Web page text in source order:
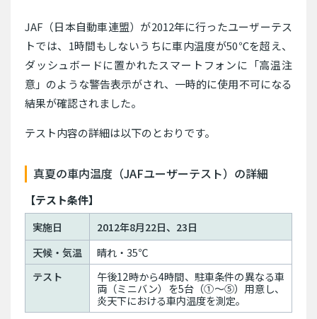
JAF（日本自動車連盟）が2012年に行ったユーザーテス
トでは、1時間もしないうちに車内温度が50℃を超え、
ダッシュボードに置かれたスマートフォンに「高温注
意」のような警告表示がされ、一時的に使用不可になる
結果が確認されました。
テスト内容の詳細は以下のとおりです。
真夏の車内温度（JAFユーザーテスト）の詳細
【テスト条件】
実施日
2012年8月22日、23日
天候・気温
晴れ・35℃
テスト
午後12時から4時間、駐車条件の異なる車
両（ミニバン）を5台（①〜⑤）用意し、
炎天下における車内温度を測定。